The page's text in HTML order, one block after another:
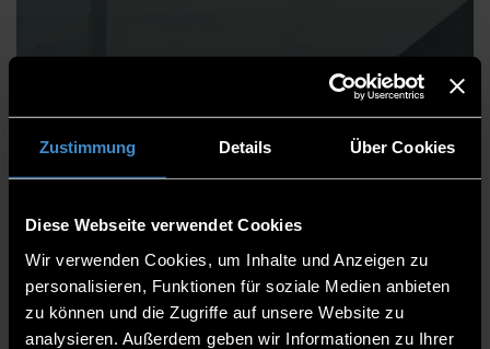
Zustimmung Details Über Cookies
Diese Webseite verwendet Cookies
Wir verwenden Cookies, um Inhalte und Anzeigen zu
personalisieren, Funktionen für soziale Medien anbieten
zu können und die Zugriffe auf unsere Website zu
analysieren. Außerdem geben wir Informationen zu Ihrer
Christina Koller
Rechtsangelegenheiten und Liegenschaften
Justiziariat Vertragsmanagement
Mitarbeiterin